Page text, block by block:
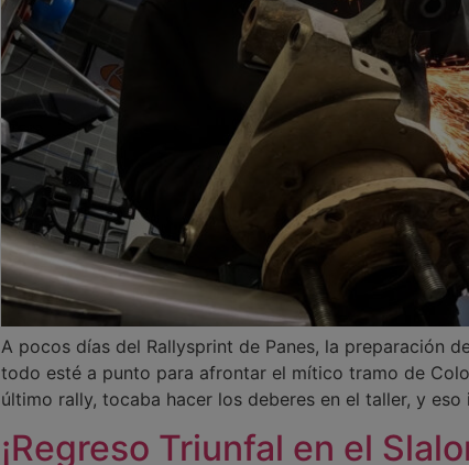
A pocos días del Rallysprint de Panes, la preparación
todo esté a punto para afrontar el mítico tramo de
último rally, tocaba hacer los deberes en el taller, y
¡Regreso Triunfal en el